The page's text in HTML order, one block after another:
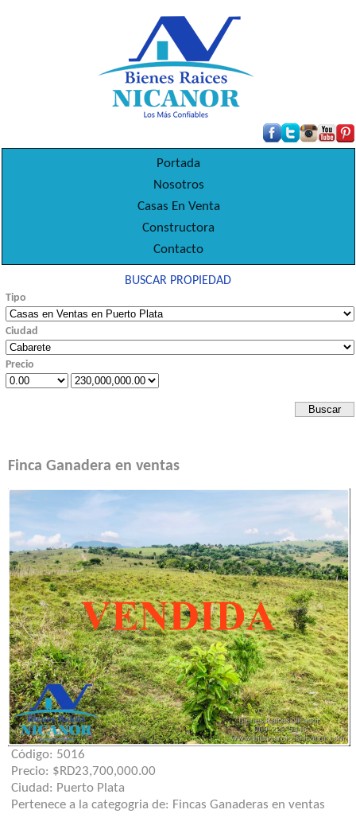
Portada
Nosotros
Casas En Venta
Constructora
Contacto
BUSCAR PROPIEDAD
Tipo
Ciudad
Precio
Finca Ganadera en ventas
Código: 5016
Precio: $RD23,700,000.00
Ciudad: Puerto Plata
Pertenece a la categogria de: Fincas Ganaderas en ventas